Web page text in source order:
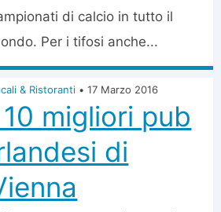
di calcio in tutto il
Per i tifosi anche...
& Ristoranti • 17 Marzo 2016
10 migliori pub
di